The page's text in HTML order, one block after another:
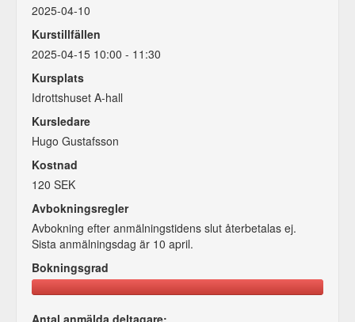
2025-04-10
Kurstillfällen
2025-04-15 10:00 - 11:30
Kursplats
Idrottshuset A-hall
Kursledare
Hugo Gustafsson
Kostnad
120 SEK
Avbokningsregler
Avbokning efter anmälningstidens slut återbetalas ej.
Sista anmälningsdag är 10 april.
Bokningsgrad
Antal anmälda deltagare: